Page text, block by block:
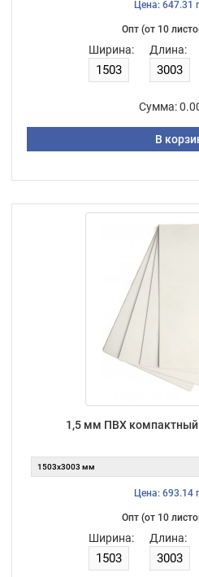
Цена: 647.31
Опт (от 10
Ширина: Длина:
Сумма:
В
1,5 мм ПВХ
Цена: 693.14
Опт (от 10
Ширина: Длина: